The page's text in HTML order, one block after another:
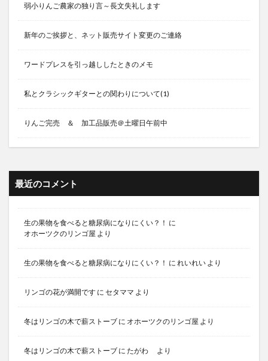
弱小りんご農家の独り言～長文失礼します
新年のご挨拶と、ネット販売サイト変更のご連絡
ワードプレスを引っ越ししたときのメモ
私とクラシックギターとの関わりについて(1)
りんご完売 ＆ 加工品販売＠土曜日午前中
最近のコメント
生の果物を食べると糖尿病になりにくい？！ に
オホーツクのリンゴ屋 より
生の果物を食べると糖尿病になりにくい？！ に れいれい より
リンゴの花が満開です に セタママ より
冬はリンゴの木で薪ストーブ に オホーツクのリンゴ屋 より
冬はリンゴの木で薪ストーブ に たがわ より